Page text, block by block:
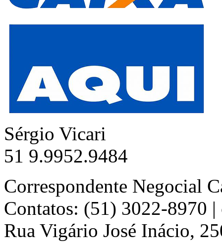
Sérgio Vicari
51 9.9952.9484
Correspondente Negocial
Contatos: (51) 3022-8970
Rua Vigário José Inácio,